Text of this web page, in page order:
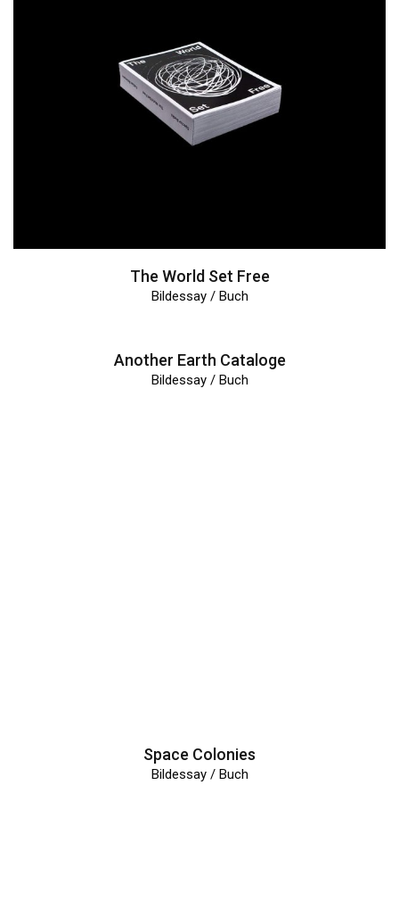
The World Set Free
Bildessay / Buch
Another Earth Cataloge
Bildessay / Buch
Space Colonies
Bildessay / Buch